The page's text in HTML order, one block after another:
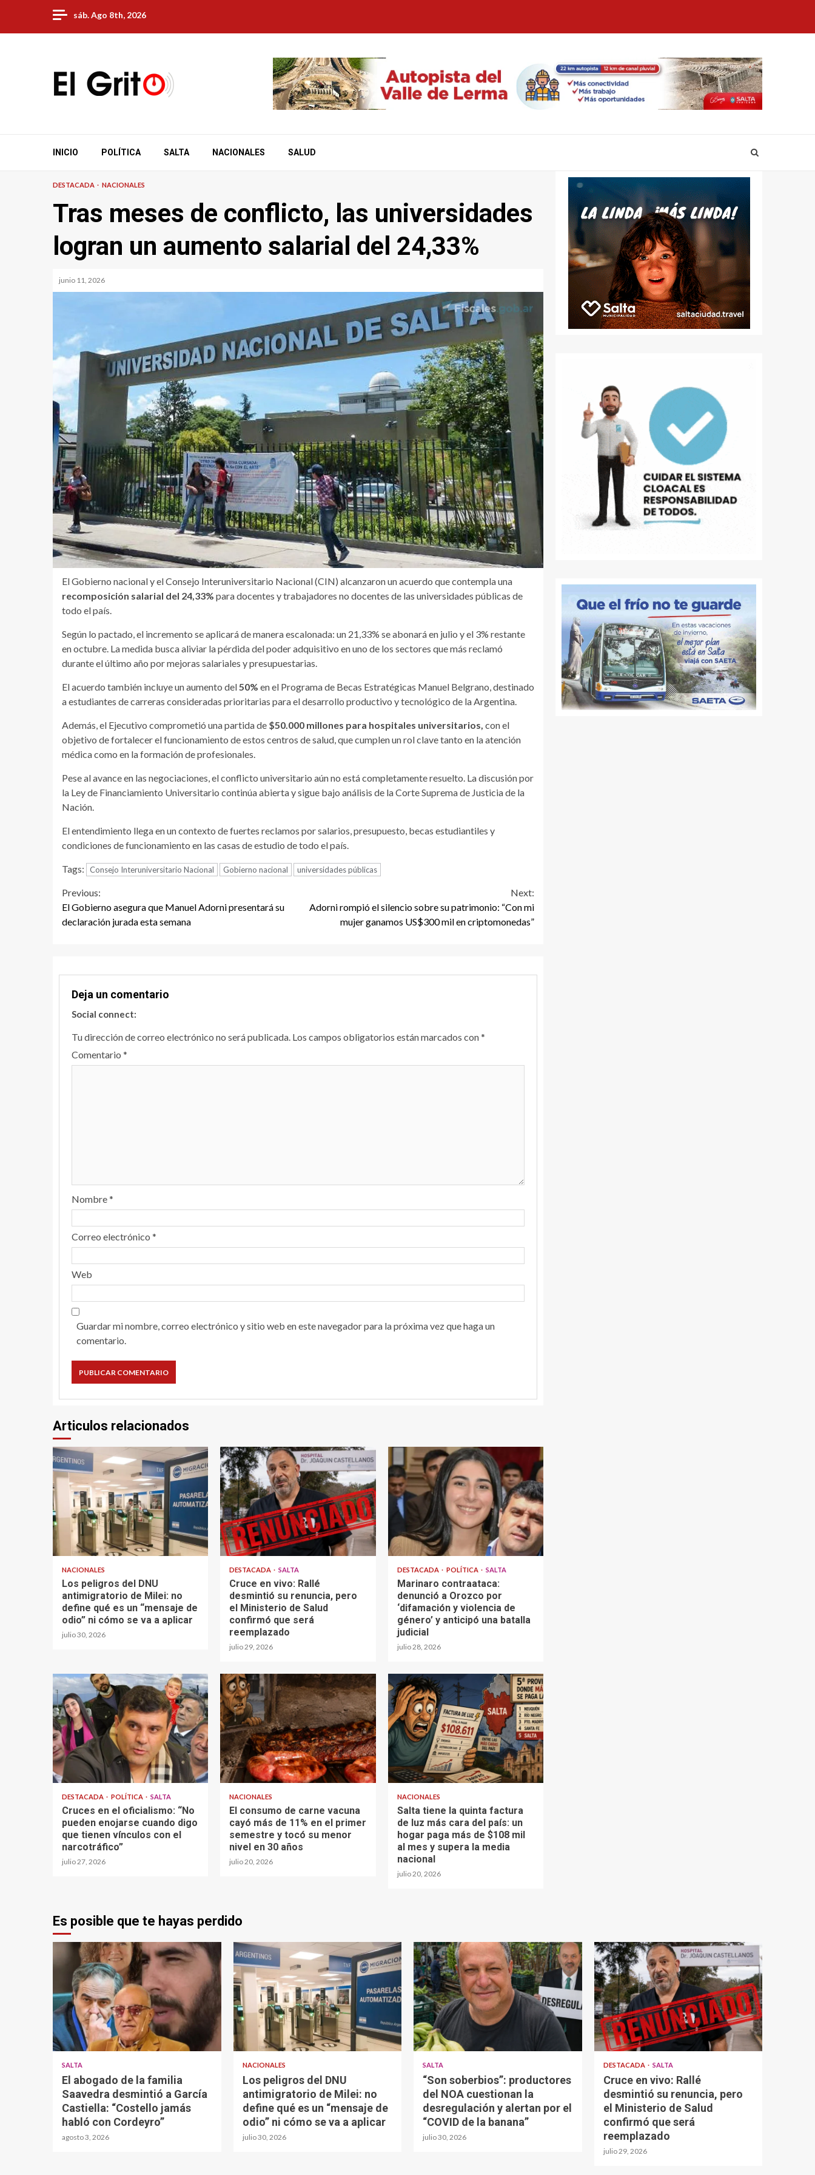
content
sáb. Ago 8th, 2026
INICIO POLÍTICA SALTA NACIONALES SALUD
DESTACADA NACIONALES
Tras meses de conflicto, las universidades
logran un aumento salarial del 24,33%
junio 11, 2026
El Gobierno nacional y el Consejo Interuniversitario Nacional (CIN) alcanzaron un acuerdo que contempla una
recomposición salarial del 24,33% para docentes y trabajadores no docentes de las universidades públicas de
todo el país.
Según lo pactado, el incremento se aplicará de manera escalonada: un 21,33% se abonará en julio y el 3% restante
en octubre. La medida busca aliviar la pérdida del poder adquisitivo en uno de los sectores que más reclamó
durante el último año por mejoras salariales y presupuestarias.
El acuerdo también incluye un aumento del50% en el Programa de Becas Estratégicas Manuel Belgrano, destinado
a estudiantes de carreras consideradas prioritarias para el desarrollo productivo y tecnológico de la Argentina.
Además, el Ejecutivo comprometió una partida de $50.000 millones para hospitales universitarios, con el
objetivo de fortalecer el funcionamiento de estos centros de salud, que cumplen un rol clave tanto en la atención
médica como en la formación de profesionales.
Pese al avance en las negociaciones, el conflicto universitario aún no está completamente resuelto. La discusión por
la Ley de Financiamiento Universitario continúa abierta y sigue bajo análisis de la Corte Suprema de Justicia de la
Nación.
El entendimiento llega en un contexto de fuertes reclamos por salarios, presupuesto, becas estudiantiles y
condiciones de funcionamiento en las casas de estudio de todo el país.
Tags: Consejo Interuniversitario Nacional Gobierno nacional universidades públicas
Continue
Reading
Previous:
El Gobierno asegura que Manuel Adorni presentará su
declaración jurada esta semana
Next:
Adorni rompió el silencio sobre su patrimonio: “Con mi
mujer ganamos US$300 mil en criptomonedas”
Deja un comentario
Social connect:
Tu dirección de correo electrónico no será publicada. Los campos obligatorios están marcados con*
Comentario *
Nombre*
Correo electrónico *
Web
Guardar mi nombre, correo electrónico y sitio web en este navegador para la próxima vez que haga un
comentario.
Articulos relacionados
NACIONALES
Los peligros del DNU
antimigratorio de Milei: no
define qué es un “mensaje de
odio” ni cómo se va a aplicar
julio 30, 2026
DESTACADA SALTA
Cruce en vivo: Rallé
desmintió su renuncia, pero
el Ministerio de Salud
confirmó que será
reemplazado
julio 29, 2026
DESTACADA POLÍTICA SALTA
Marinaro contraataca:
denunció a Orozco por
‘difamación y violencia de
género’ y anticipó una batalla
judicial
julio 28, 2026
DESTACADA POLÍTICA SALTA
Cruces en el oficialismo: “No
pueden enojarse cuando digo
que tienen vínculos con el
narcotráfico”
julio 27, 2026
NACIONALES
El consumo de carne vacuna
cayó más de 11% en el primer
semestre y tocó su menor
nivel en 30 años
julio 20, 2026
NACIONALES
Salta tiene la quinta factura
de luz más cara del país: un
hogar paga más de $108 mil
al mes y supera la media
nacional
julio 20, 2026
Es posible que te hayas perdido
SALTA
El abogado de la familia
Saavedra desmintió a García
Castiella: “Costello jamás
habló con Cordeyro”
agosto 3, 2026
NACIONALES
Los peligros del DNU
antimigratorio de Milei: no
define qué es un “mensaje de
odio” ni cómo se va a aplicar
julio 30, 2026
SALTA
“Son soberbios”: productores
del NOA cuestionan la
desregulación y alertan por el
“COVID de la banana”
julio 30, 2026
DESTACADA SALTA
Cruce en vivo: Rallé
desmintió su renuncia, pero
el Ministerio de Salud
confirmó que será
reemplazado
julio 29, 2026